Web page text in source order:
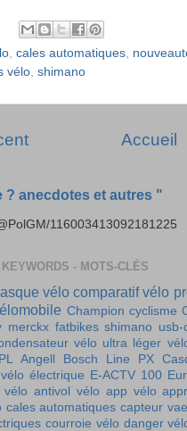
cales automatiques
vélo shimano
Accueil
? anecdotes et autres "
116003413092181225
- MOTS-CLÉS
vélo comparatif vélo
Champion cyclisme
merckx fatbikes shimano usb-
vélo ultra léger
Angell Bosch Line PX
électrique
E-ACTV 100
vélo antivol vélo app vélo
cales automatiques capteur vae
courroie vélo danger